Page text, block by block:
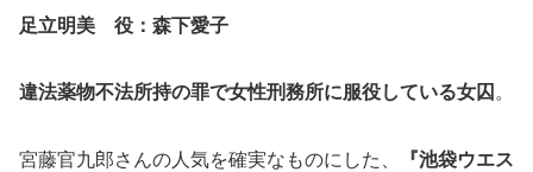
足立明美 役：森下愛子
違法薬物不法所持の罪で女性刑務所に服役している女囚 。
宮藤官九郎さんの人気を確実なものにした、
『池袋ウエス